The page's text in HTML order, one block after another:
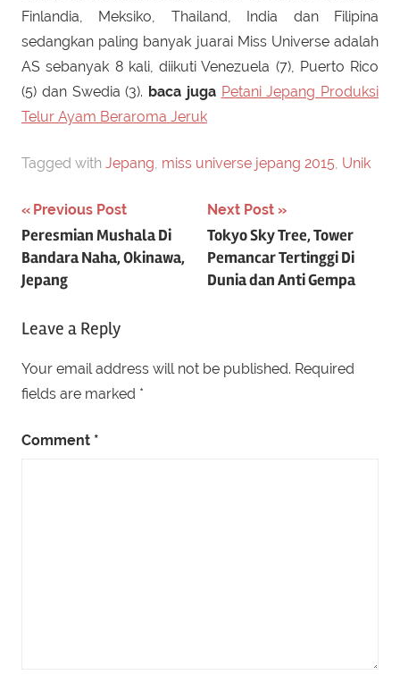
Finlandia, Meksiko, Thailand, India dan Filipina
sedangkan paling banyak juarai Miss Universe adalah
AS sebanyak 8 kali, diikuti Venezuela (7), Puerto Rico
(5) dan Swedia (3). baca juga Petani Jepang Produksi
Telur Ayam Beraroma Jeruk
Tagged with Jepang miss universe jepang 2015 Unik
Post
navigation
Previous Post
Peresmian Mushala Di
Bandara Naha, Okinawa,
Jepang
Next Post
Tokyo Sky Tree, Tower
Pemancar Tertinggi Di
Dunia dan Anti Gempa
Leave a Reply
Your email address will not be published. Required
fields are marked *
Comment *